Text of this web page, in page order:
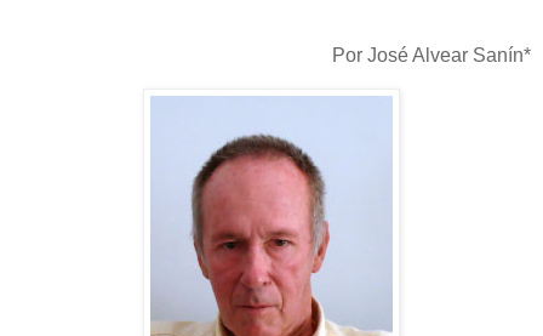
Por José Alvear Sanín*